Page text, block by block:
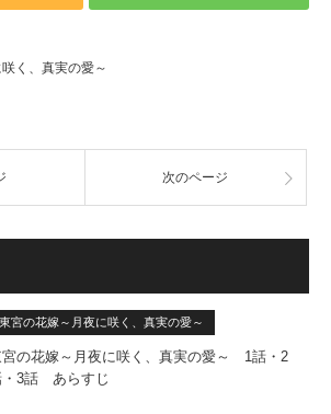
く、真実の愛～
次のページ
東宮の花嫁～月夜に咲く、真実の愛～
宮の花嫁～月夜に咲く、真実の愛～ 1話・2
・3話 あらすじ